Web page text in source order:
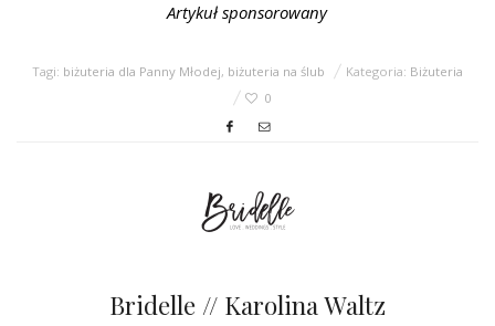
Artykuł sponsorowany
Tagi: biżuteria dla Panny Młodej, biżuteria na ślub Kategoria: Biżuteria
0
Bridelle // Karolina Waltz